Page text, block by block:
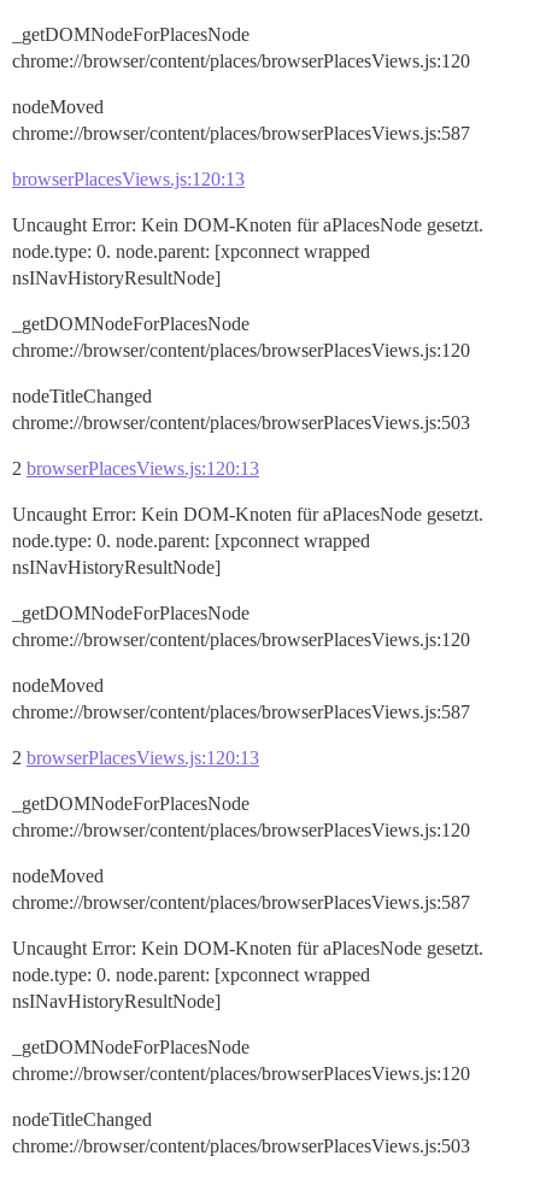
_getDOMNodeForPlacesNode
chrome://browser/content/places/browserPlacesViews.js:120
nodeMoved
chrome://browser/content/places/browserPlacesViews.js:587
browserPlacesViews.js:120:13
Uncaught Error: Kein DOM-Knoten für aPlacesNode gesetzt.
node.type: 0. node.parent: [xpconnect wrapped
nsINavHistoryResultNode]
_getDOMNodeForPlacesNode
chrome://browser/content/places/browserPlacesViews.js:120
nodeTitleChanged
chrome://browser/content/places/browserPlacesViews.js:503
2 browserPlacesViews.js:120:13
Uncaught Error: Kein DOM-Knoten für aPlacesNode gesetzt.
node.type: 0. node.parent: [xpconnect wrapped
nsINavHistoryResultNode]
_getDOMNodeForPlacesNode
chrome://browser/content/places/browserPlacesViews.js:120
nodeMoved
chrome://browser/content/places/browserPlacesViews.js:587
2 browserPlacesViews.js:120:13
_getDOMNodeForPlacesNode
chrome://browser/content/places/browserPlacesViews.js:120
nodeMoved
chrome://browser/content/places/browserPlacesViews.js:587
Uncaught Error: Kein DOM-Knoten für aPlacesNode gesetzt.
node.type: 0. node.parent: [xpconnect wrapped
nsINavHistoryResultNode]
_getDOMNodeForPlacesNode
chrome://browser/content/places/browserPlacesViews.js:120
nodeTitleChanged
chrome://browser/content/places/browserPlacesViews.js:503